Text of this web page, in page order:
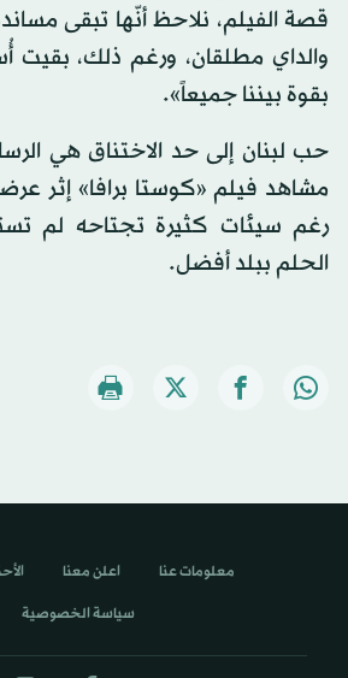
قصة الفيلم، نلاحظ أنّها تبقى
والداي مطلقان، ورغم ذلك، بقيت
بقوة بيننا جميعاً».
حب لبنان إلى حد الاختناق هي
مشاهد فيلم «كوستا برافا» إثر
رغم سيئات كثيرة تجتاحه لم
الحلم ببلد أفضل.
معلومات عنا اعلن معنا
سياسة الخصوصية